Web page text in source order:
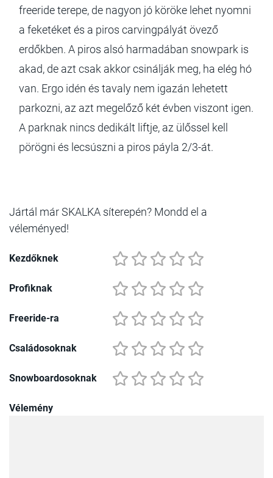
freeride terepe, de nagyon jó köröke lehet nyomni
a feketéket és a piros carvingpályát övező
erdőkben. A piros alsó harmadában snowpark is
akad, de azt csak akkor csinálják meg, ha elég hó
van. Ergo idén és tavaly nem igazán lehetett
parkozni, az azt megelőző két évben viszont igen.
A parknak nincs dedikált liftje, az ülőssel kell
pörögni és lecsúszni a piros páyla 2/3-át.
Jártál már SKALKA síterepén? Mondd el a
véleményed!
Kezdőknek
Profiknak
Freeride-ra
Családosoknak
Snowboardosoknak
Vélemény